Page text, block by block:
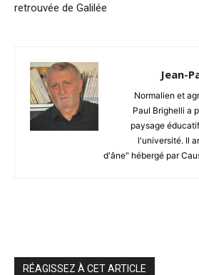
retrouvée de Galilée
Jean-
Normalien et
Paul Brighelli a
paysage
l'université. Il
d'âne" hébergé par
RÉAGISSEZ À CET ARTICLE